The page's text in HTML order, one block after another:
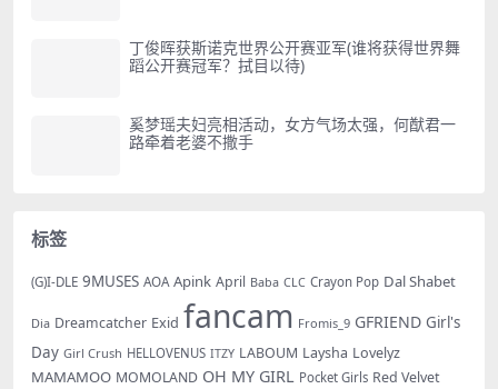
丁俊晖获斯诺克世界公开赛亚军(谁将获得世界舞
蹈公开赛冠军？拭目以待)
奚梦瑶夫妇亮相活动，女方气场太强，何猷君一
路牵着老婆不撒手
标签
(G)I-DLE 9MUSES AOA Apink April Baba CLC Crayon Pop Dal Shabet
Dia Dreamcatcher Exid fancam Fromis_9 GFRIEND Girl's
Day Girl Crush HELLOVENUS ITZY LABOUM Laysha Lovelyz
MAMAMOO MOMOLAND OH MY GIRL Pocket Girls Red Velvet